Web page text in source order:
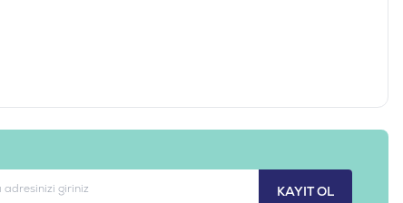
KAYIT OL